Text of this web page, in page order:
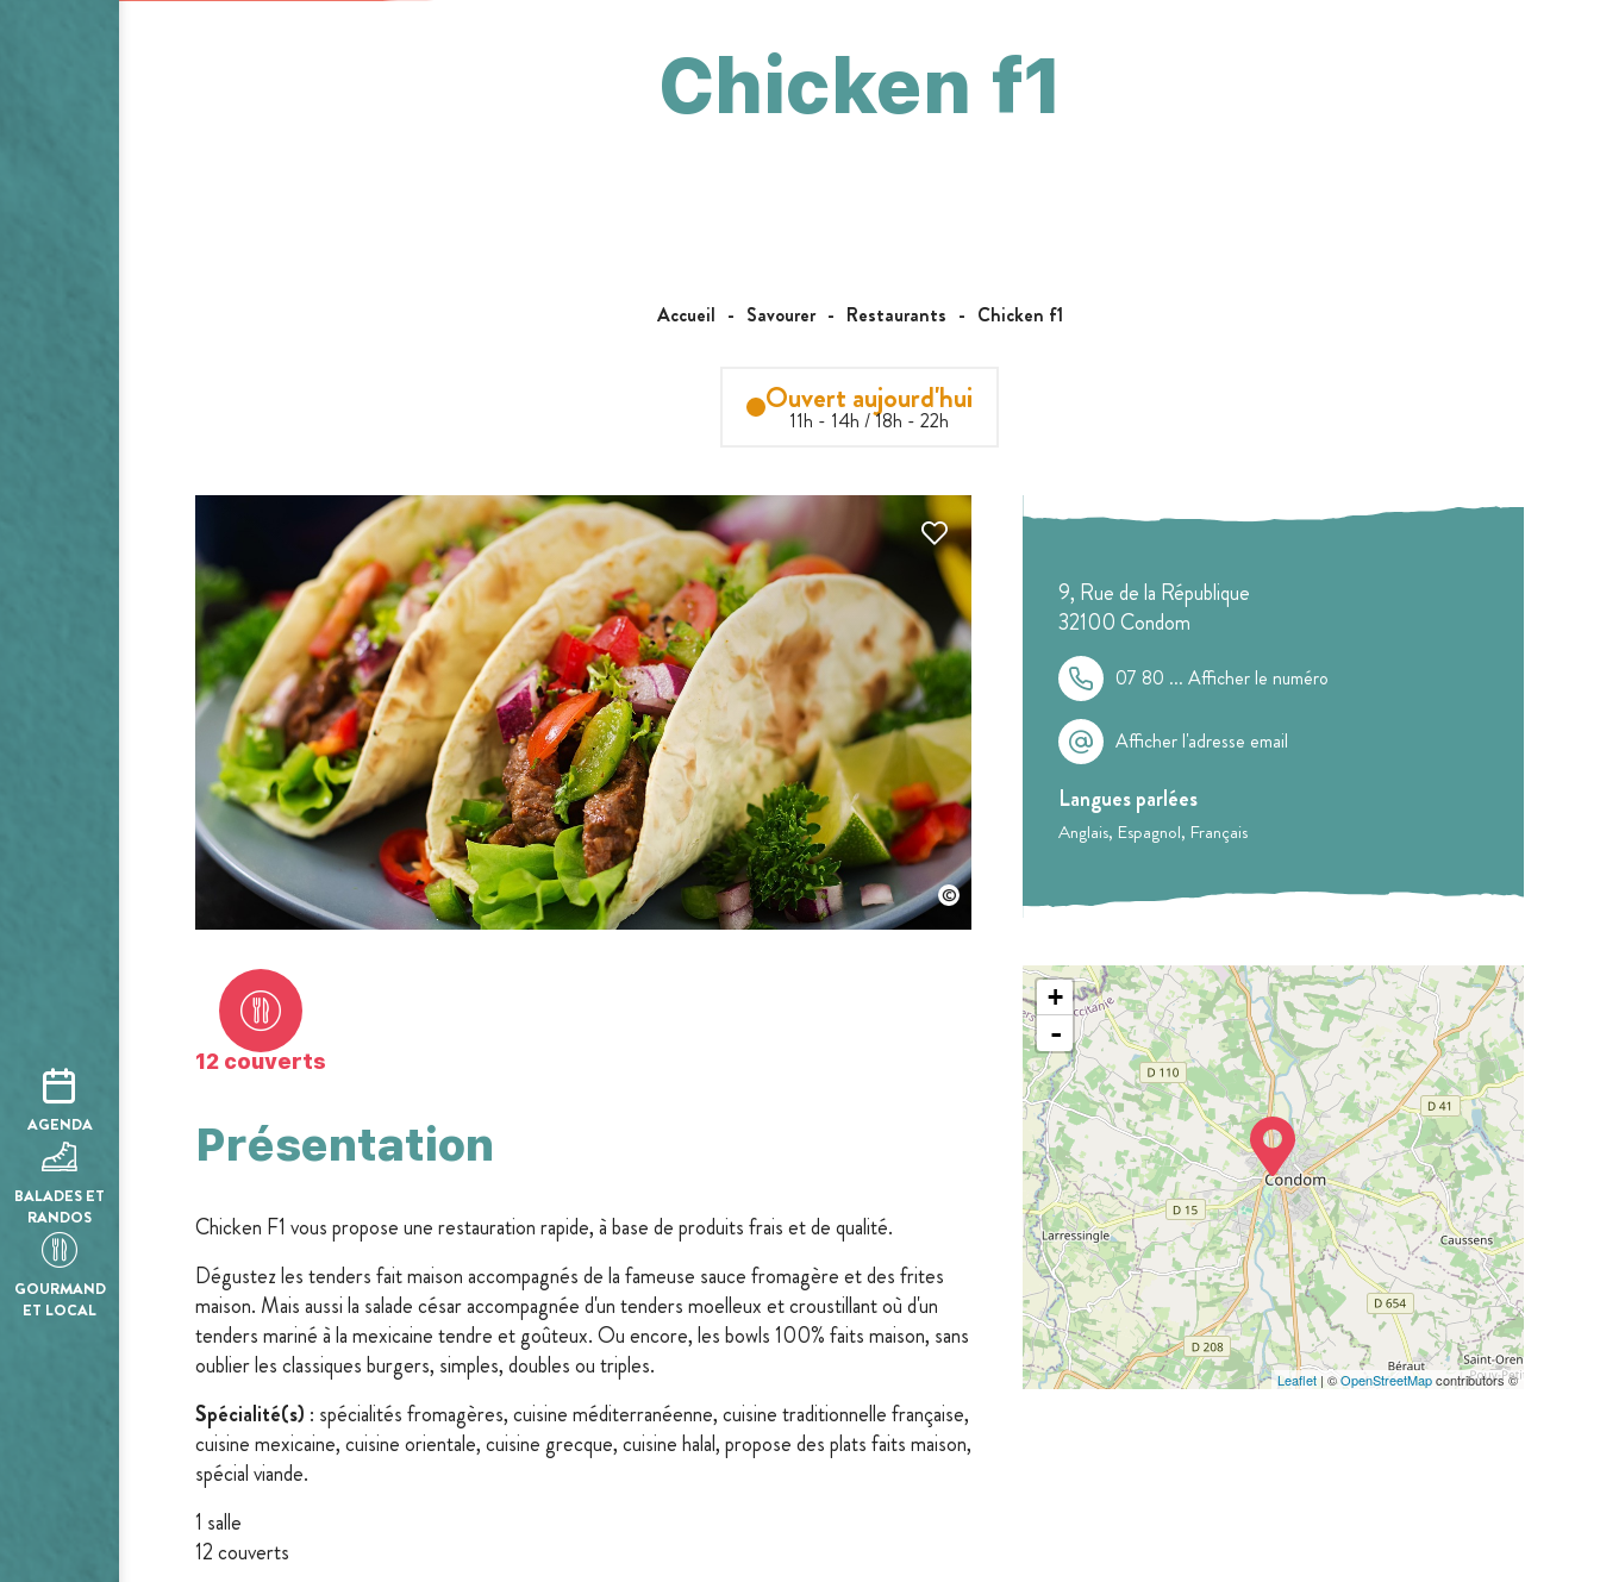
AGENDA
BALADES ET
RANDOS
GOURMAND
ET LOCAL
Accueil Savourer Restaurants Chicken f1
Chicken f1
Ouvert aujourd'hui
11h - 14h / 18h - 22h
12 couverts
Présentation
Chicken F1 vous propose une restauration rapide, à base de produits frais et de qualité.
Dégustez les tenders fait maison accompagnés de la fameuse sauce fromagère et des frites
maison. Mais aussi la salade césar accompagnée d'un tenders moelleux et croustillant où d'un
tenders mariné à la mexicaine tendre et goûteux. Ou encore, les bowls 100% faits maison, sans
oublier les classiques burgers, simples, doubles ou triples.
Spécialité(s) : spécialités fromagères, cuisine méditerranéenne, cuisine traditionnelle française,
cuisine mexicaine, cuisine orientale, cuisine grecque, cuisine halal, propose des plats faits maison,
spécial viande.
1 salle
12 couverts
9, Rue de la République
32100 Condom
07 80 ...Afficher le numéro
Afficher l'adresse email
Langues parlées
Anglais Espagnol Français
+
-
Leaflet | ©OpenStreetMapcontributors ©